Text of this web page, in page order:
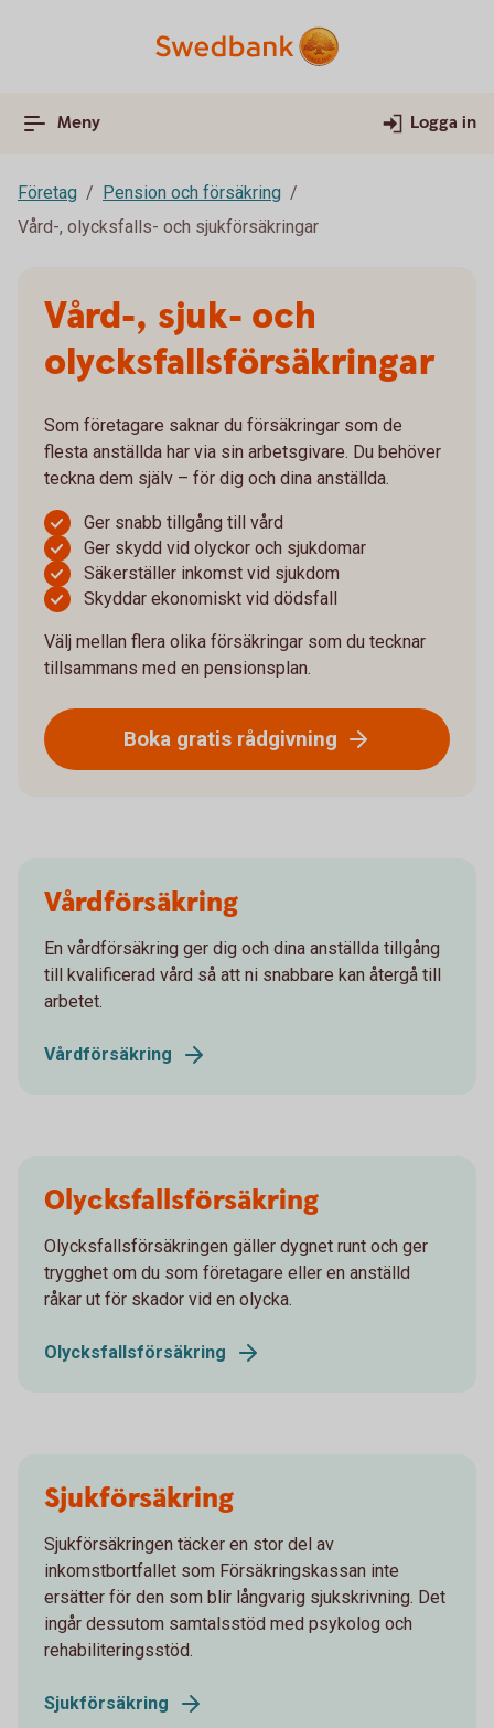
Meny Logga in
Företag
Pension och försäkring
Vård-, olycksfalls- och sjukförsäkringar
Vård-, sjuk- och
olycksfallsförsäkringar
Som företagare saknar du försäkringar som de
flesta anställda har via sin arbetsgivare. Du behöver
teckna dem själv – för dig och dina anställda.
Ger snabb tillgång till vård
Ger skydd vid olyckor och sjukdomar
Säkerställer inkomst vid sjukdom
Skyddar ekonomiskt vid dödsfall
Välj mellan flera olika försäkringar som du tecknar
tillsammans med en pensionsplan.
Boka gratis rådgivning
Vårdförsäkring
En vårdförsäkring ger dig och dina anställda tillgång
till kvalificerad vård så att ni snabbare kan återgå till
arbetet.
Vårdförsäkring
Olycksfallsförsäkring
Olycksfallsförsäkringen gäller dygnet runt och ger
trygghet om du som företagare eller en anställd
råkar ut för skador vid en olycka.
Olycksfallsförsäkring
Sjukförsäkring
Sjukförsäkringen täcker en stor del av
inkomstbortfallet som Försäkringskassan inte
ersätter för den som blir långvarig sjukskrivning. Det
ingår dessutom samtalsstöd med psykolog och
rehabiliteringsstöd.
Sjukförsäkring